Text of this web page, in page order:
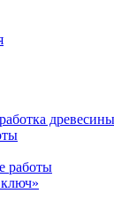
древесины
работы